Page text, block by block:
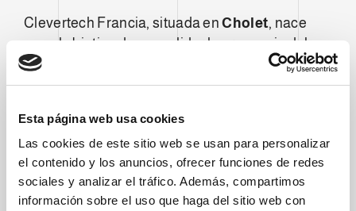
Esta página web usa cookies
Las cookies de este sitio web se usan para personalizar
el contenido y los anuncios, ofrecer funciones de redes
sociales y analizar el tráfico. Además, compartimos
información sobre el uso que haga del sitio web con
Clevertech Francia, situada enCholet, nace
con el objetivo de consolidar la presencia del
grupo en territorio francés haciendo frente a
loscontinuos desafíosque el mercado
La filial garantiza asistencia y apoyo local en
términos degestión de proyectosy de
servicios globales, y garantiza la máxima
eficiencia y proactividad en la gestión cotidiana